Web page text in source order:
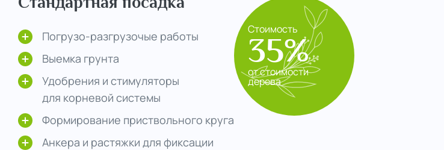
Погрузо-разгрузочые работы
Выемка грунта
Удобрения и стимуляторы
для корневой системы
Формирование приствольного круга
Анкера и растяжки для фиксации
Стоимость
35%
от стоимости
дерева